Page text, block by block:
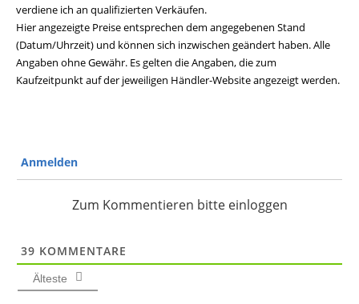
verdiene ich an qualifizierten Verkäufen.
Hier angezeigte Preise entsprechen dem angegebenen Stand
(Datum/Uhrzeit) und können sich inzwischen geändert haben. Alle
Angaben ohne Gewähr. Es gelten die Angaben, die zum
Kaufzeitpunkt auf der jeweiligen Händler-Website angezeigt werden.
Anmelden
Zum Kommentieren bitte einloggen
39 KOMMENTARE
Älteste